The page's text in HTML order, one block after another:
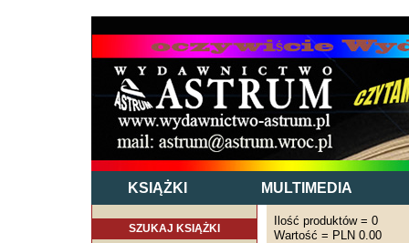
KSIĄŻKI MULTIMEDIA
SZUKAJ KSIĄŻKI
Ilość produktów = 0
Wartość = PLN 0.00